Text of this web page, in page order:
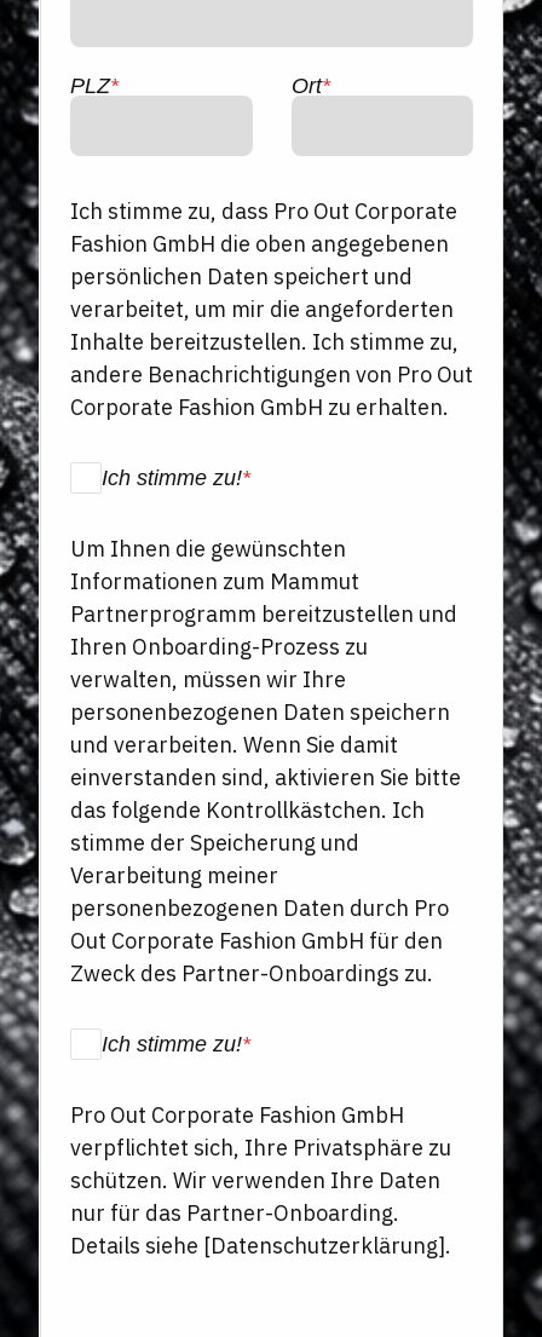
PLZ* Ort*
Ich stimme zu, dass Pro Out Corporate
Fashion GmbH die oben angegebenen
persönlichen Daten speichert und
verarbeitet, um mir die angeforderten
Inhalte bereitzustellen. Ich stimme zu,
andere Benachrichtigungen von Pro Out
Corporate Fashion GmbH zu erhalten.
Ich stimme zu!*
Um Ihnen die gewünschten
Informationen zum Mammut
Partnerprogramm bereitzustellen und
Ihren Onboarding-Prozess zu
verwalten, müssen wir Ihre
personenbezogenen Daten speichern
und verarbeiten. Wenn Sie damit
einverstanden sind, aktivieren Sie bitte
das folgende Kontrollkästchen. Ich
stimme der Speicherung und
Verarbeitung meiner
personenbezogenen Daten durch Pro
Out Corporate Fashion GmbH für den
Zweck des Partner-Onboardings zu.
Ich stimme zu!*
Pro Out Corporate Fashion GmbH
verpflichtet sich, Ihre Privatsphäre zu
schützen. Wir verwenden Ihre Daten
nur für das Partner-Onboarding.
Details siehe [Datenschutzerklärung].